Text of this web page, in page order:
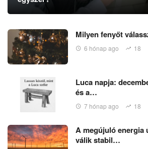
Milyen fenyőt
6 hónap ago 18
Luca napja:
és a…
7 hónap ago 18
A megújuló energia
válik stabil…